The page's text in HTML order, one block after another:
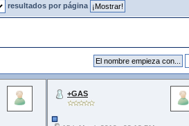
resultados por página
+GAS